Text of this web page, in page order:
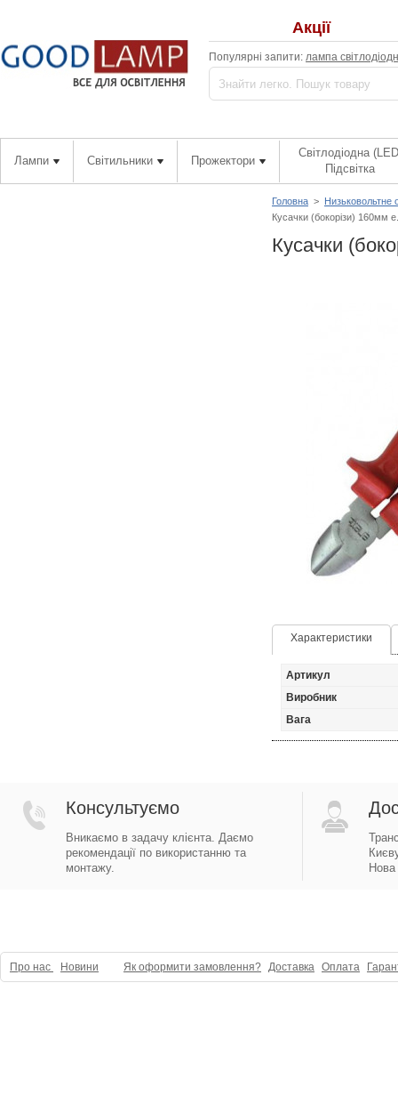
Акції
Популярні запити: лампа
Лампи Світильники Прожектори
Світлодіодна
Підсвітка
Головна > Низьковольтне
Кусачки (бокорізи) 160мм
Кусачки
Характеристики
Артикул
Виробник
Вага
Консультуємо
Вникаємо в задачу клієнта. Даємо
рекомендації по використанню та
монтажу.
Про нас Новини Як оформити замовлення? Доставка Оплата